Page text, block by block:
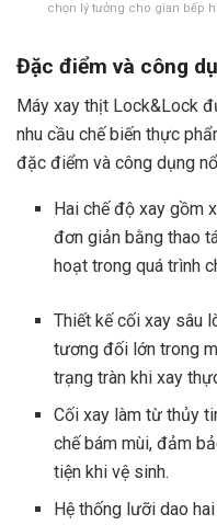
chọn lý tưởng cho gian bếp
Đặc điểm và công
Máy xay thịt Lock&Lock
nhu cầu chế biến thực
đặc điểm và công dụng
Hai chế độ xay gồm
đơn giản bằng thao
hoạt trong quá trình
Thiết kế cối xay sâu
tương đối lớn trong
trạng tràn khi xay
Cối xay làm từ thủy
chế bám mùi, đảm
tiện khi vệ sinh.
Hệ thống lưỡi dao